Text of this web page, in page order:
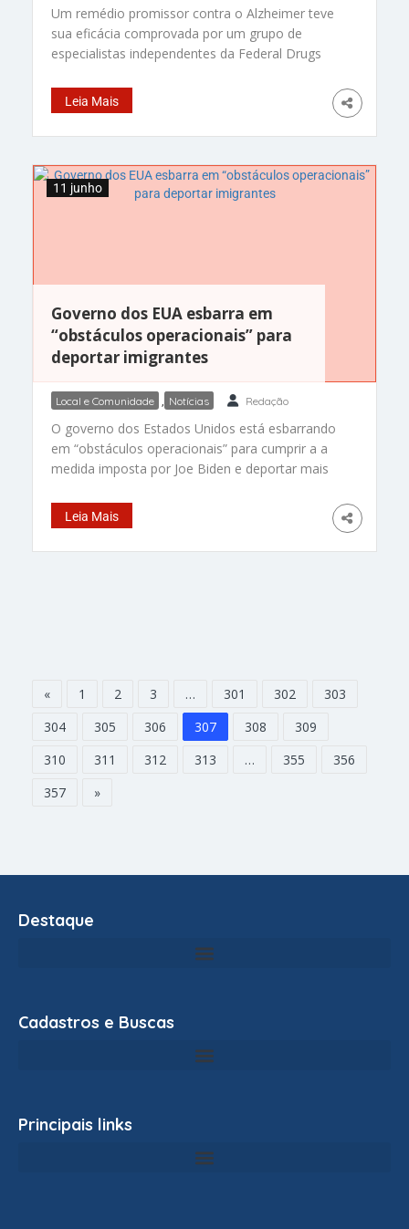
Um remédio promissor contra o Alzheimer teve
sua eficácia comprovada por um grupo de
especialistas independentes da Federal Drugs
Unidos. E o melhor: a nota técnica abre caminho
para que o tratamento receba aprovação total
ainda este ano. O donanemab, produzido pela Eli
Leia Mais
Governo dos EUA esbarra em
“obstáculos operacionais” para
deportar imigrantes
11 junho
Local e Comunidade , Notícias Redação
O governo dos Estados Unidos está esbarrando
em “obstáculos operacionais” para cumprir a a
medida imposta por Joe Biden e deportar mais
asilo na fronteira. A Patrulha da Fronteira
prendeu Gerardo Henao 14 horas depois que o
presidente Joe Biden suspendeu o processo de
Leia Mais
« 1 2 3 … 301 302
303
304
305 306 307 308
309
310
311 312 313 … 355
356
357
»
Destaque
Cadastros e Buscas
Principais links